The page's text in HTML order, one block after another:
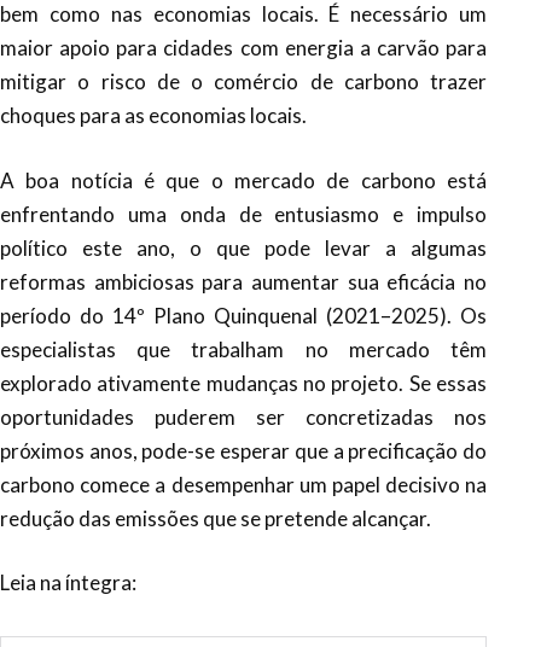
bem como nas economias locais. É necessário um
maior apoio para cidades com energia a carvão para
mitigar o risco de o comércio de carbono trazer
choques para as economias locais.
A boa notícia é que o mercado de carbono está
enfrentando uma onda de entusiasmo e impulso
político este ano, o que pode levar a algumas
reformas ambiciosas para aumentar sua eficácia no
período do 14º Plano Quinquenal (2021–2025). Os
especialistas que trabalham no mercado têm
explorado ativamente mudanças no projeto. Se essas
oportunidades puderem ser concretizadas nos
próximos anos, pode-se esperar que a precificação do
carbono comece a desempenhar um papel decisivo na
redução das emissões que se pretende alcançar.
Leia na íntegra: